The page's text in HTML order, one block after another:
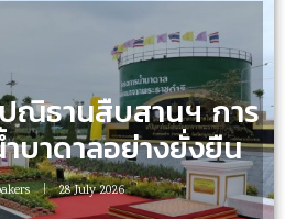
ณิธานสืบสานฯ การ
าดาลอย่างยั่งยืน
28 July 2026